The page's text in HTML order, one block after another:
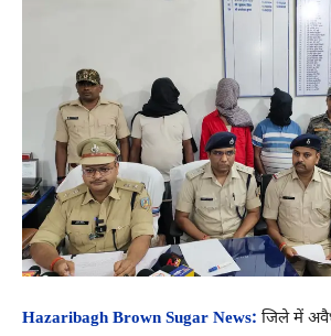
Hazaribagh Brown Sugar News: जिले में